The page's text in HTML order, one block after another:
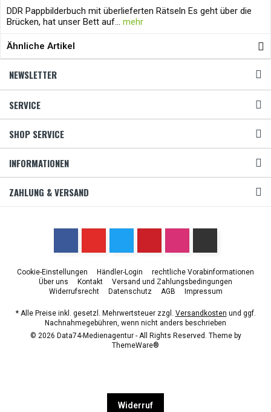
DDR Pappbilderbuch mit überlieferten Rätseln Es geht über die
Brücken, hat unser Bett auf... mehr
Ähnliche Artikel
NEWSLETTER
SERVICE
SHOP SERVICE
INFORMATIONEN
ZAHLUNG & VERSAND
Cookie-Einstellungen Händler-Login
rechtliche Vorabinformationen
Über uns
Kontakt
Versand und Zahlungsbedingungen
Widerrufsrecht
Datenschutz AGB Impressum
* Alle Preise inkl. gesetzl. Mehrwertsteuer zzgl. Versandkosten und ggf.
Nachnahmegebühren, wenn nicht anders beschrieben
© 2026 Data74-Medienagentur - All Rights Reserved. Theme by
ThemeWare®
Widerruf